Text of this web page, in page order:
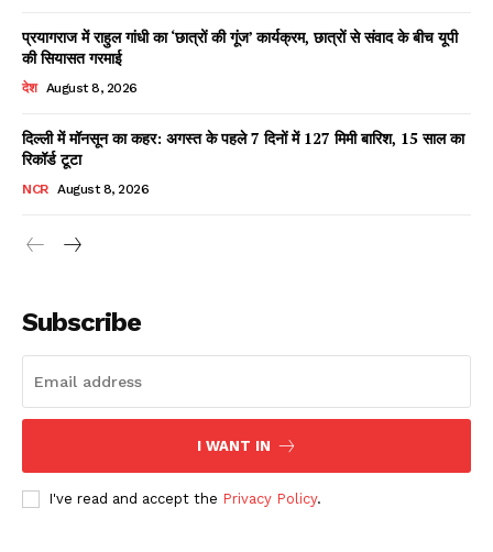
Facebook
X WhatsApp
Read Latest News on AIN
प्रयागराज में राहुल गांधी का ‘छात्रों की गूंज’ कार्यक्रम, छात्रों से संवाद के बीच यूपी
की सियासत गरमाई
देश August 8, 2026
दिल्ली में मॉनसून का कहर: अगस्त के पहले 7 दिनों में 127 मिमी बारिश, 15 साल का
रिकॉर्ड टूटा
NCR August 8, 2026
Subscribe
I WANT IN
I've read and accept the Privacy Policy.